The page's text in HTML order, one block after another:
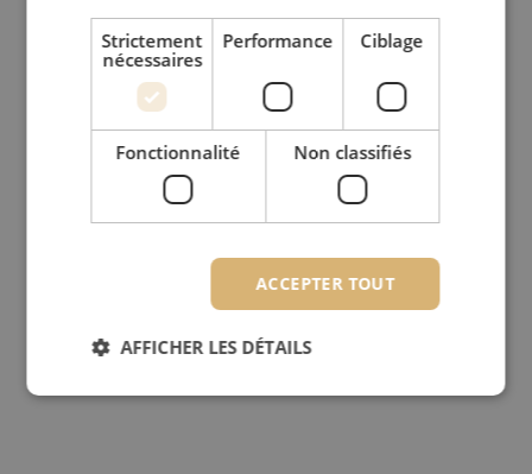
Strictement
nécessaires
Performance Ciblage
Fonctionnalité Non classifiés
ACCEPTER TOUT
AFFICHER LES DÉTAILS